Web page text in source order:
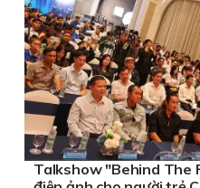
Talkshow "Behind The